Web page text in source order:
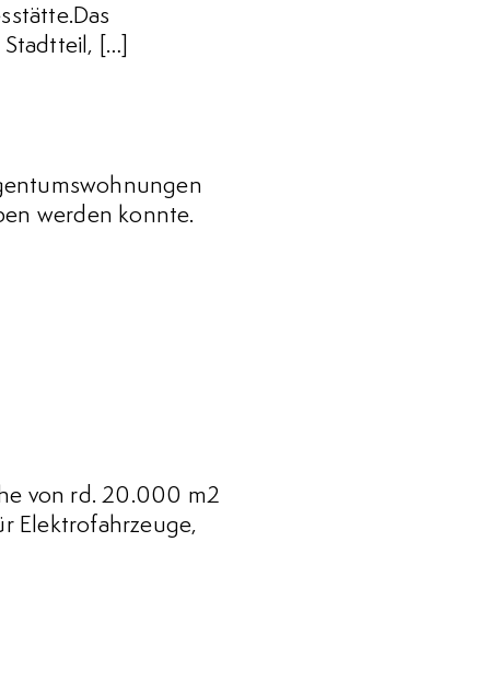
[…]
werden konnte.
von rd. 20.000 m2
Elektrofahrzeuge,